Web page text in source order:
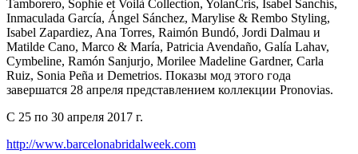
Tamborero, Sophie et Voilà Collection, YolanCris, Isabel Sanchís,
Inmaculada García, Ángel Sánchez, Marylise & Rembo Styling,
Isabel Zapardiez, Ana Torres, Raimón Bundó, Jordi Dalmau и
Matilde Cano, Marco & María, Patricia Avendaño, Galía Lahav,
Cymbeline, Ramón Sanjurjo, Morilee Madeline Gardner, Carla
Ruiz, Sonia Peña и Demetrios. Показы мод этого года
завершатся 28 апреля представлением коллекции Pronovias.
С 25 по 30 апреля 2017 г.
http://www.barcelonabridalweek.com